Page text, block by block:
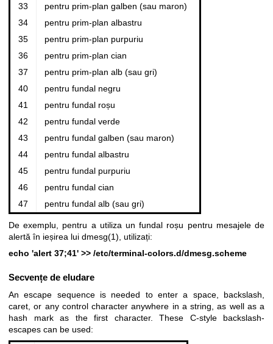
33
pentru prim-plan galben (sau maron)
34
pentru prim-plan albastru
35
pentru prim-plan purpuriu
36
pentru prim-plan cian
37
pentru prim-plan alb (sau gri)
40
pentru fundal negru
41
pentru fundal roșu
42
pentru fundal verde
43
pentru fundal galben (sau maron)
44
pentru fundal albastru
45
pentru fundal purpuriu
46
pentru fundal cian
47
pentru fundal alb (sau gri)
De exemplu, pentru a utiliza un fundal roșu pentru mesajele de
alertă în ieșirea lui dmesg(1) , utilizați:
echo 'alert 37;41' >> /etc/terminal-colors.d/dmesg.scheme
Secvențe de eludare
An escape sequence is needed to enter a space, backslash,
caret, or any control character anywhere in a string, as well as a
hash mark as the first character. These C-style backslash-
escapes can be used: